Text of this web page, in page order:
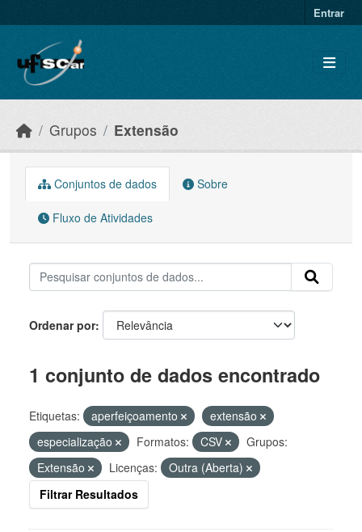
Entrar
Grupos Extensão
Conjuntos de dados Sobre
Fluxo de Atividades
Ordenar por
1 conjunto de dados encontrado
Etiquetas: aperfeiçoamento
extensão
especialização
Formatos: CSV
Grupos:
Extensão
Licenças:
Outra (Aberta)
Filtrar Resultados